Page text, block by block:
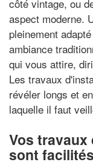
côté vintage, ou
aspect moderne.
pleinement
ambiance
qui vous attire,
Les travaux
révéler longs et
laquelle il faut
Vos
sont